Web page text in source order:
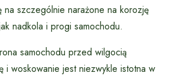
na szczególnie narażone na korozję
nadkola i progi samochodu.
samochodu przed wilgocią
i woskowanie jest niezwykle istotna w